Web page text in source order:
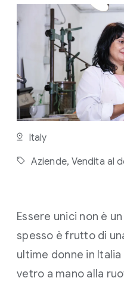
P
D
E
T
U
R
A
:
4
I
N
Italy
Aziende, Vendita al
Essere unici non è
spesso è frutto di
ultime donne in
vetro a mano alla